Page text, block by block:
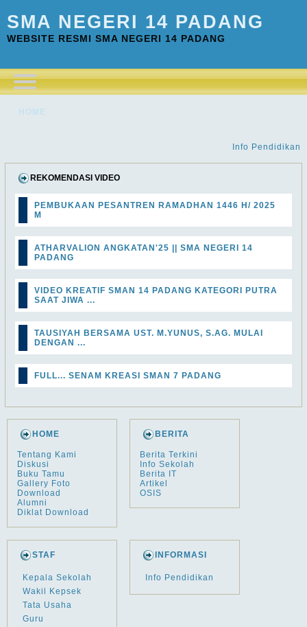
SMA NEGERI 14 PADANG
WEBSITE RESMI SMA NEGERI 14 PADANG
HOME
Info Pendidikan
REKOMENDASI VIDEO
PEMBUKAAN PESANTREN RAMADHAN 1446 H/ 2025
M
ATHARVALION ANGKATAN'25 || SMA NEGERI 14
PADANG
VIDEO KREATIF SMAN 14 PADANG KATEGORI PUTRA
SAAT JIWA ...
TAUSIYAH BERSAMA UST. M.YUNUS, S.AG. MULAI
DENGAN ...
FULL... SENAM KREASI SMAN 7 PADANG
HOME
Tentang Kami
Diskusi
Buku Tamu
Gallery Foto
Download
Alumni
Diklat Download
BERITA
Berita Terkini
Info Sekolah
Berita IT
Artikel
OSIS
STAF
Kepala Sekolah
Wakil Kepsek
Tata Usaha
Guru
INFORMASI
Info Pendidikan